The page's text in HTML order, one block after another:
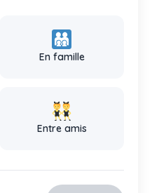
En famille
Entre amis